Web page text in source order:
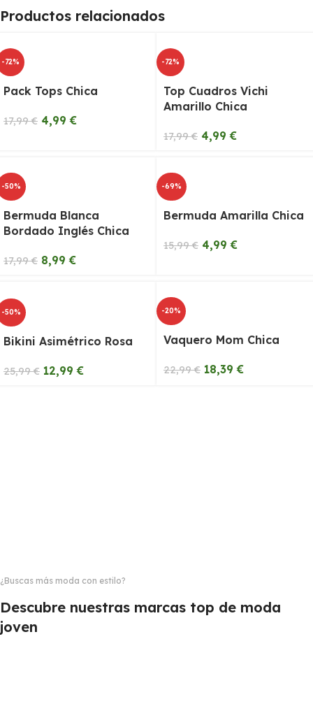
Productos relacionados
-72%
Pack Tops Chica
17,99€ 4,99€
-72%
Top Cuadros Vichi
Amarillo Chica
17,99€ 4,99€
-50%
Bermuda Blanca
Bordado Inglés Chica
17,99€ 8,99€
-69%
Bermuda Amarilla Chica
15,99€ 4,99€
-50%
Bikini Asimétrico Rosa
25,99€ 12,99€
-20%
Vaquero Mom Chica
22,99€ 18,39€
¿Buscas más moda con estilo?
Descubre nuestras marcas top de moda
joven